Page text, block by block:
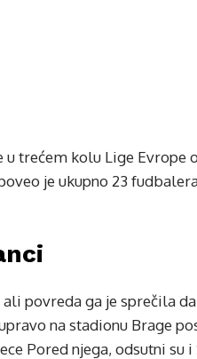
trećem kolu Lige Evrope
je ukupno 23
povreda ga je sprečila
na stadionu Brage
Pored njega, odsutni su i